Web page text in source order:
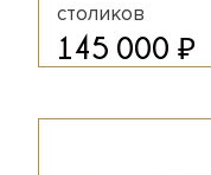
столиков
145 000 ₽